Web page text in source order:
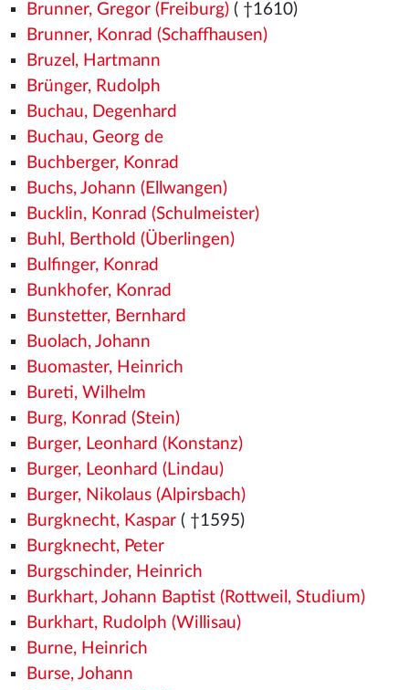
Brunner, Gregor (Freiburg)( †1610)
Brunner, Konrad (Schaffhausen)
Bruzel, Hartmann
Brünger, Rudolph
Buchau, Degenhard
Buchau, Georg de
Buchberger, Konrad
Buchs, Johann (Ellwangen)
Bucklin, Konrad (Schulmeister)
Buhl, Berthold (Überlingen)
Bulfinger, Konrad
Bunkhofer, Konrad
Bunstetter, Bernhard
Buolach, Johann
Buomaster, Heinrich
Bureti, Wilhelm
Burg, Konrad (Stein)
Burger, Leonhard (Konstanz)
Burger, Leonhard (Lindau)
Burger, Nikolaus (Alpirsbach)
Burgknecht, Kaspar( †1595)
Burgknecht, Peter
Burgschinder, Heinrich
Burkhart, Johann Baptist (Rottweil, Studium)
Burkhart, Rudolph (Willisau)
Burne, Heinrich
Burse, Johann